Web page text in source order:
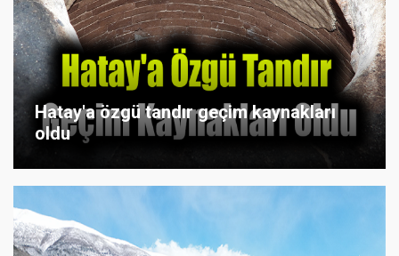
Hatay'a özgü tandır geçim kaynakları
oldu